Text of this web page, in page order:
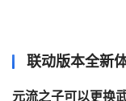
联动版本全新
元流之子可以更换